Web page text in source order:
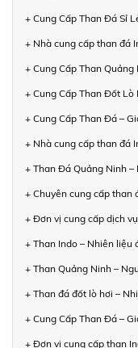
+ Cung Cấp Than Đá Sỉ
+ Nhà cung cấp than đá
+ Cung Cấp Than
+ Cung Cấp Than Đốt
+ Cung Cấp Than Đá –
+ Nhà cung cấp than đá
+ Than Đá Quảng Ninh
+ Chuyên cung cấp than
+ Đơn vị cung cấp dịch
+ Than Indo – Nhiên liệu
+ Than Quảng Ninh –
+ Than đá đốt lò hơi –
+ Cung Cấp Than Đá –
+ Đơn vị cung cấp than